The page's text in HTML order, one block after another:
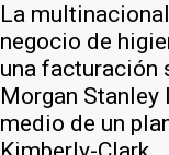
La
negocio de
una facturación
Morgan Stanley
medio de un